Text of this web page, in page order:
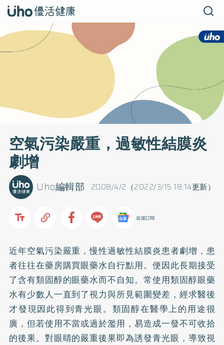
空氣污染嚴重，過敏性結膜炎
劇增
2008/4/2（2022/3/15 18:14更新）
Uho編輯部
追蹤訂閱
近年空氣污染嚴重，慢性過敏性結膜炎患者劇增，患
者往往在藥房購買眼藥水自行點用。便因此長期接受
了含有類固醇的眼藥水而不自知。常使用類固醇眼藥
水有少數人一直到了視力與所見範圍變差，經求醫後
才發現因此得到青光眼。類固醇在醫學上的用途很
廣，但若使用不當或過於濫用，易造成一發不可收拾
的後果。對眼睛的嚴重後果即為誘發青光眼，導致視